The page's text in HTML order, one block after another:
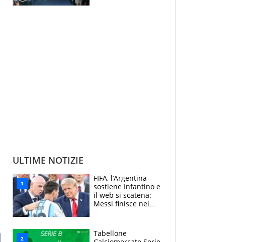
ULTIME NOTIZIE
FIFA, l’Argentina
sostiene Infantino e
il web si scatena:
Messi finisce nei
polemiche
Tabellone